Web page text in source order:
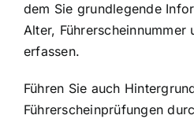
dem Sie grundlegende
Alter, Führerscheinnummer
erfassen.
Führen Sie auch
Führerscheinprüfungen